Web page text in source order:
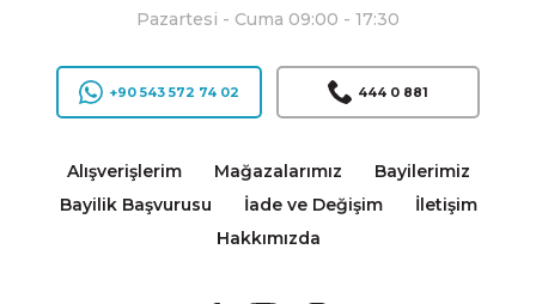
Pazartesi - Cuma 09:00 - 17:30
+90 543 572 74 02 444 0 881
Alışverişlerim Mağazalarımız
Bayilerimiz
Bayilik Başvurusu
İade ve Değişim
İletişim
Hakkımızda